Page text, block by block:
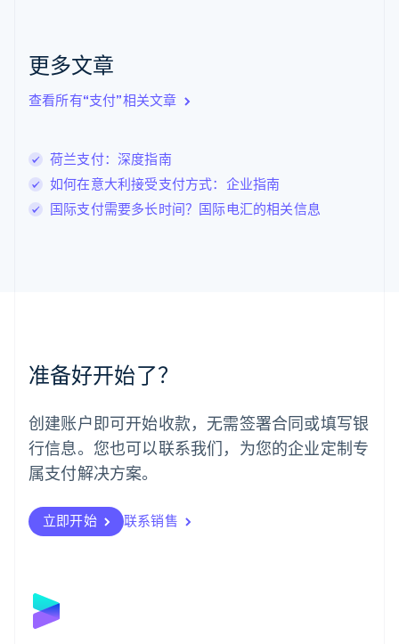
更多文章
查看所有“支付”相关文章
荷兰支付：深度指南
如何在意大利接受支付方式：企业指南
国际支付需要多长时间？国际电汇的相关信息
准备好开始了？
创建账户即可开始收款，无需签署合同或填写银
行信息。您也可以联系我们，为您的企业定制专
属支付解决方案。
立即开始 联系销售
English
English
卢森堡
罗马尼亚
English
挪威
葡萄牙
Português English
日本
日本語English
瑞典
瑞士
DeutschFrançais
English
斯洛文尼亚